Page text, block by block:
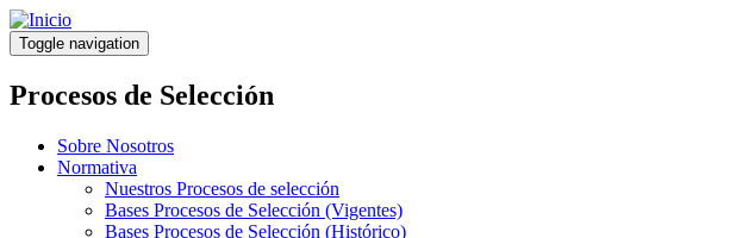
Pasar
al
contenido
principal
Toggle navigation
Procesos de Selección
Sobre Nosotros
Normativa
Nuestros Procesos de selección
Bases Procesos de Selección (Vigentes)
Bases Procesos de Selección (Histórico)